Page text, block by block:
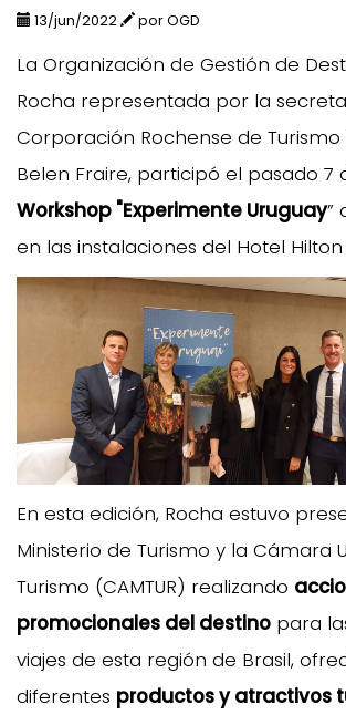
13/jun/2022 por OGD
La Organización de Gestión de
Rocha representada por la
Corporación Rochense de Turismo
Belen Fraire, participó el pasado 7
Workshop "Experimente Uruguay”
en las instalaciones del Hotel Hilton
En esta edición, Rocha estuvo
Ministerio de Turismo y la Cámara
Turismo (CAMTUR) realizando
promocionales del destino para
viajes de esta región de Brasil,
diferentes productos y atractivos